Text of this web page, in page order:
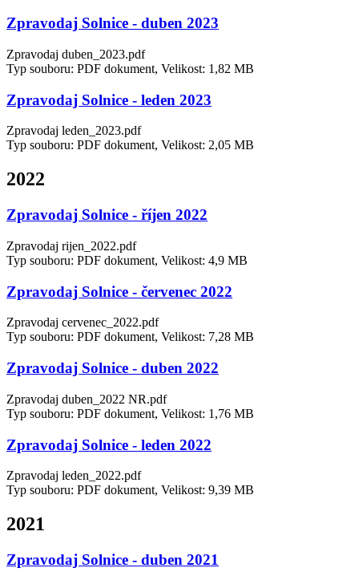
Zpravodaj Solnice - duben 2023
Zpravodaj duben_2023.pdf
Typ souboru: PDF dokument, Velikost: 1,82 MB
Zpravodaj Solnice - leden 2023
Zpravodaj leden_2023.pdf
Typ souboru: PDF dokument, Velikost: 2,05 MB
2022
Zpravodaj Solnice - říjen 2022
Zpravodaj rijen_2022.pdf
Typ souboru: PDF dokument, Velikost: 4,9 MB
Zpravodaj Solnice - červenec 2022
Zpravodaj cervenec_2022.pdf
Typ souboru: PDF dokument, Velikost: 7,28 MB
Zpravodaj Solnice - duben 2022
Zpravodaj duben_2022 NR.pdf
Typ souboru: PDF dokument, Velikost: 1,76 MB
Zpravodaj Solnice - leden 2022
Zpravodaj leden_2022.pdf
Typ souboru: PDF dokument, Velikost: 9,39 MB
2021
Zpravodaj Solnice - duben 2021